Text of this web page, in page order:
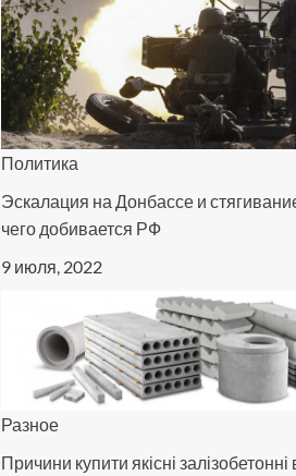
Политика
Эскалация на Донбассе и
чего добивается РФ
9 июля, 2022
Разное
Причини купити якісні